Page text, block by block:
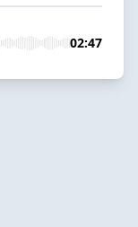
02:47